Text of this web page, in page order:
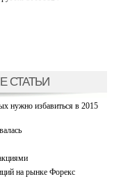
СТАТЬИ
нужно избавиться в 2015
на рынке Форекс